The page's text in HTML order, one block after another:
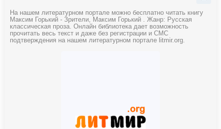
На нашем литературном портале можно бесплатно читать книгу
Максим Горький - Зрители, Максим Горький . Жанр: Русская
классическая проза. Онлайн библиотека дает возможность
прочитать весь текст и даже без регистрации и СМС
подтверждения на нашем литературном портале litmir.org.